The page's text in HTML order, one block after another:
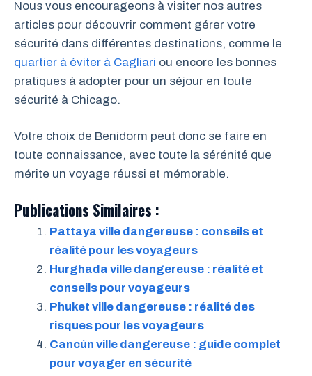
Nous vous encourageons à visiter nos autres
articles pour découvrir comment gérer votre
sécurité dans différentes destinations, comme le
quartier à éviter à Cagliari ou encore les bonnes
pratiques à adopter pour un séjour en toute
sécurité à Chicago.
Votre choix de Benidorm peut donc se faire en
toute connaissance, avec toute la sérénité que
mérite un voyage réussi et mémorable.
Publications Similaires :
Pattaya ville dangereuse : conseils et
réalité pour les voyageurs
Hurghada ville dangereuse : réalité et
conseils pour voyageurs
Phuket ville dangereuse : réalité des
risques pour les voyageurs
Cancún ville dangereuse : guide complet
pour voyager en sécurité